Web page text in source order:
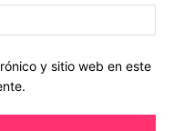
y sitio web en este